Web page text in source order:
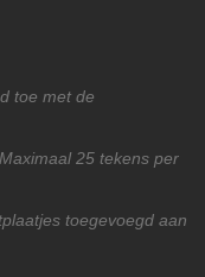
toe met de
25 tekens per
toegevoegd aan